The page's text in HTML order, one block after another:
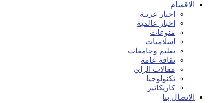
الاقسام
اخبار عربية
اخبار عالمية
منوعات
اسلاميات
تعليم وجامعات
ثقافة عامة
مقالات الراي
تكنولوجيا
كاريكاتير
الاتصال بنا